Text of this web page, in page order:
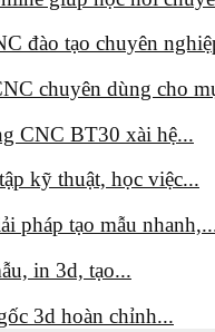
đào tạo chuyên
chuyên dùng cho
CNC BT30 xài hệ...
kỹ thuật, học việc...
pháp tạo mẫu
in 3d, tạo...
3d hoàn chỉnh...